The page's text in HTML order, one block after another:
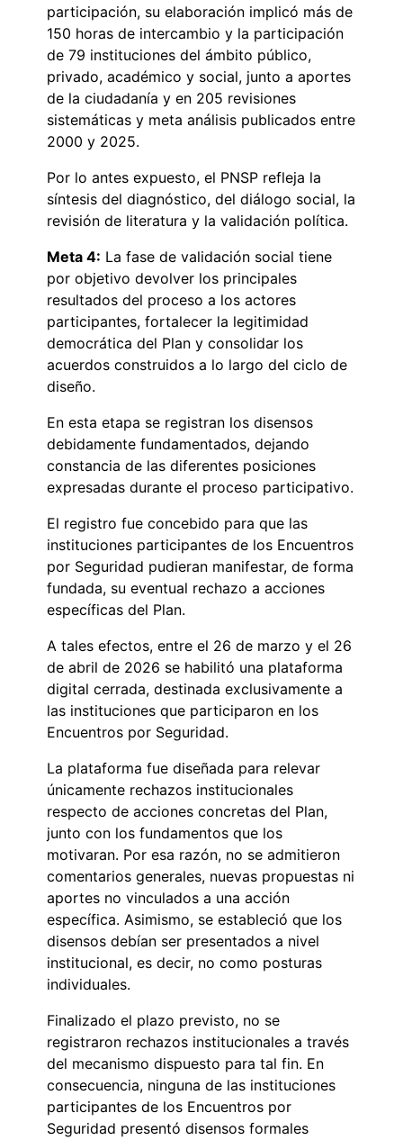
participación, su elaboración implicó más de
150 horas de intercambio y la participación
de 79 instituciones del ámbito público,
privado, académico y social, junto a aportes
de la ciudadanía y en 205 revisiones
sistemáticas y meta análisis publicados entre
2000 y 2025.
Por lo antes expuesto, el PNSP refleja la
síntesis del diagnóstico, del diálogo social, la
revisión de literatura y la validación política.
Meta 4: La fase de validación social tiene
por objetivo devolver los principales
resultados del proceso a los actores
participantes, fortalecer la legitimidad
democrática del Plan y consolidar los
acuerdos construidos a lo largo del ciclo de
diseño.
En esta etapa se registran los disensos
debidamente fundamentados, dejando
constancia de las diferentes posiciones
expresadas durante el proceso participativo.
El registro fue concebido para que las
instituciones participantes de los Encuentros
por Seguridad pudieran manifestar, de forma
fundada, su eventual rechazo a acciones
específicas del Plan.
A tales efectos, entre el 26 de marzo y el 26
de abril de 2026 se habilitó una plataforma
digital cerrada, destinada exclusivamente a
las instituciones que participaron en los
Encuentros por Seguridad.
La plataforma fue diseñada para relevar
únicamente rechazos institucionales
respecto de acciones concretas del Plan,
junto con los fundamentos que los
motivaran. Por esa razón, no se admitieron
comentarios generales, nuevas propuestas ni
aportes no vinculados a una acción
específica. Asimismo, se estableció que los
disensos debían ser presentados a nivel
institucional, es decir, no como posturas
individuales.
Finalizado el plazo previsto, no se
registraron rechazos institucionales a través
del mecanismo dispuesto para tal fin. En
consecuencia, ninguna de las instituciones
participantes de los Encuentros por
Seguridad presentó disensos formales